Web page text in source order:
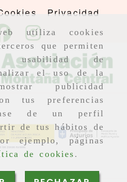
utiliza cookies
que permiten
usabilidad de
el uso de la
publicidad
tus preferencias
de un perfil
de tus hábitos de
ejemplo, páginas
de cookies .
Privacidad